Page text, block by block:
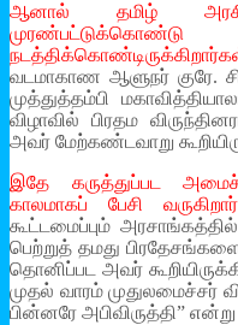
ஆனால் தமிழ்
வடமாகாண ஆளுநர் குரே.
முத்துத்தம்பி
விழாவில் பிரதம
அவர் மேற்கண்டவாறு
இதே கருத்துப்பட
காலமாகப் பேசி
கூட்டமைப்பும்
பெற்றுத் தமது
தொனிப்பட அவர்
முதல் வாரம் முதுலமைச்சர்
பின்னரே அபிவிருத்தி” என்று